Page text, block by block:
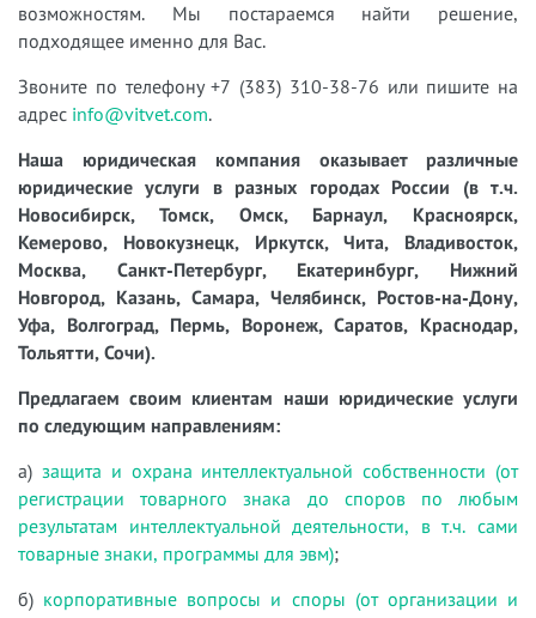
возможностям. Мы постараемся найти решение,
подходящее именно для Вас.
Звоните по телефону +7 (383) 310-38-76 или пишите на
адрес info@vitvet.com.
Наша юридическая компания оказывает различные
юридические услуги в разных городах России (в т.ч.
Новосибирск, Томск, Омск, Барнаул, Красноярск,
Кемерово, Новокузнецк, Иркутск, Чита, Владивосток,
Москва, Санкт-Петербург, Екатеринбург, Нижний
Новгород, Казань, Самара, Челябинск, Ростов-на-Дону,
Уфа, Волгоград, Пермь, Воронеж, Саратов, Краснодар,
Тольятти, Сочи).
Предлагаем своим клиентам наши юридические услуги
по следующим направлениям:
а) защита и охрана интеллектуальной собственности (от
регистрации товарного знака до споров по любым
результатам интеллектуальной деятельности, в т.ч. сами
товарные знаки, программы для эвм);
б) корпоративные вопросы и споры (от организации и